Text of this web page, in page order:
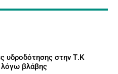
υδροδότησης στην Τ.Κ
βλάβης